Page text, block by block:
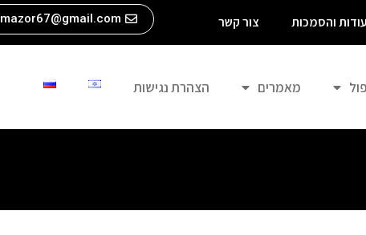
והסמכות צור קשר mazor67@gmail.com
מאמרים הצהרת נגישות